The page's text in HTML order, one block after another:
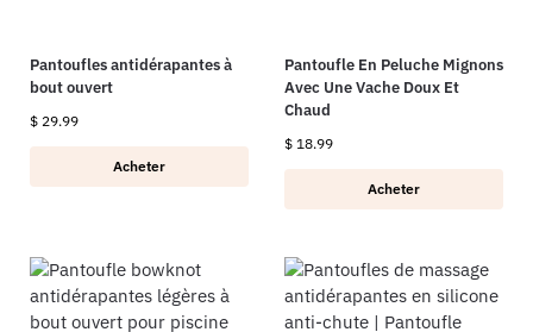
Pantoufles antidérapantes à
bout ouvert
$ 29.99
Acheter
Pantoufle En Peluche Mignons
Avec Une Vache Doux Et
Chaud
$ 18.99
Acheter